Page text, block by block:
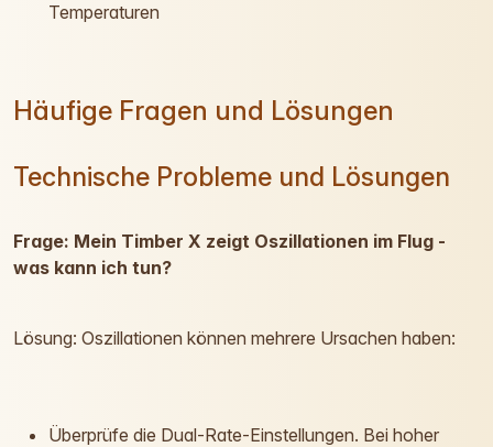
Temperaturen
Häufige Fragen und Lösungen
Technische Probleme und Lösungen
Frage: Mein Timber X zeigt Oszillationen im Flug -
was kann ich tun?
Lösung: Oszillationen können mehrere Ursachen haben:
Überprüfe die Dual-Rate-Einstellungen. Bei hoher